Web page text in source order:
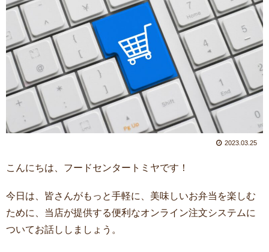
2023.03.25
こんにちは、フードセンタートミヤです！
今日は、皆さんがもっと手軽に、美味しいお弁当を楽しむ
ために、当店が提供する便利なオンライン注文システムに
ついてお話ししましょう。